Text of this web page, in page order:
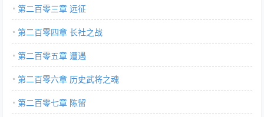
第二百零三章 远征
第二百零四章 长社之战
第二百零五章 遭遇
第二百零六章 历史武将之魂
第二百零七章 陈留